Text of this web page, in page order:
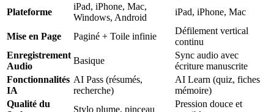
Plateforme
iPad, iPhone, Mac,
Windows, Android
iPad, iPhone, Mac
Mise en Page Paginé + Toile infinie
Défilement vertical
continu
Enregistrement
Audio
Basique
Sync audio avec
écriture manuscrite
Fonctionnalités
IA
AI Pass (résumés,
recherche)
AI Learn (quiz, fiches
mémoire)
Qualité du
Stylo plume, pinceau
Pression douce et